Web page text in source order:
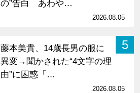
の”告白 あわや…
2026.08.05
5
藤本美貴、14歳長男の服に
異変→聞かされた“4文字の理
由”に困惑「…
2026.08.05